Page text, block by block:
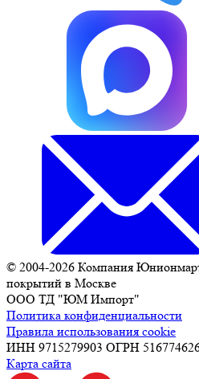
© 2004-2026 Компания
покрытий в Москве
ООО ТД "ЮМ Импорт"
Политика конфиденциальности
Правила использования cookie
ИНН 9715279903 ОГРН
Карта сайта